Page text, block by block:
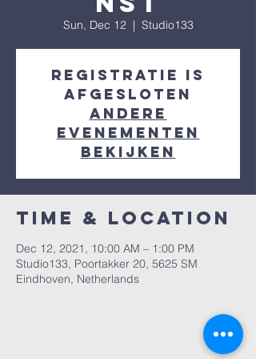
Sun, Dec 12
  |
Studio133
Registratie is
afgesloten
Andere
evenementen
bekijken
Time & Location
Dec 12, 2021, 10:00 AM – 1:00 PM
Studio133, Poortakker 20, 5625 SM
Eindhoven, Netherlands